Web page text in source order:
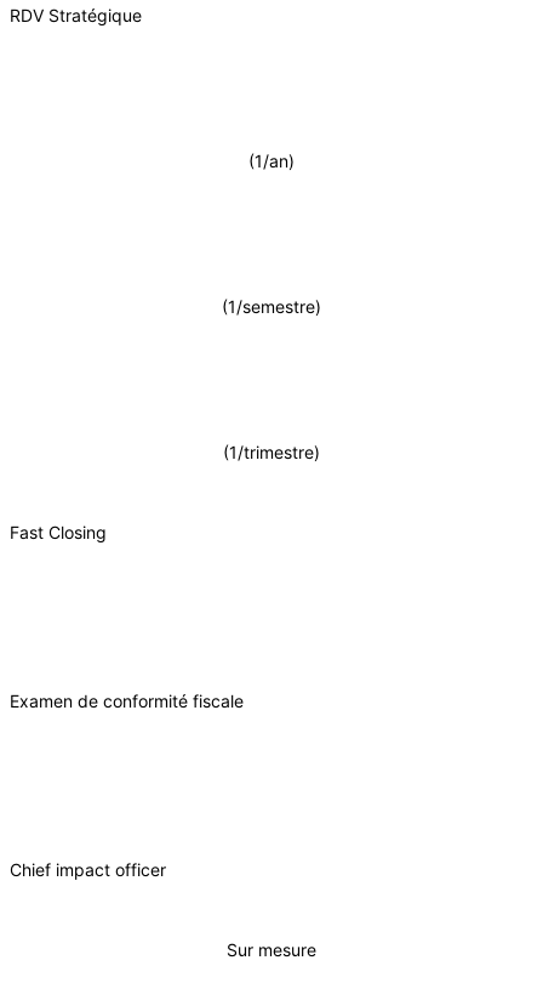
RDV Stratégique
(1/an)
(1/semestre)
(1/trimestre)
Fast Closing
Examen de conformité fiscale
Chief impact officer
Sur mesure